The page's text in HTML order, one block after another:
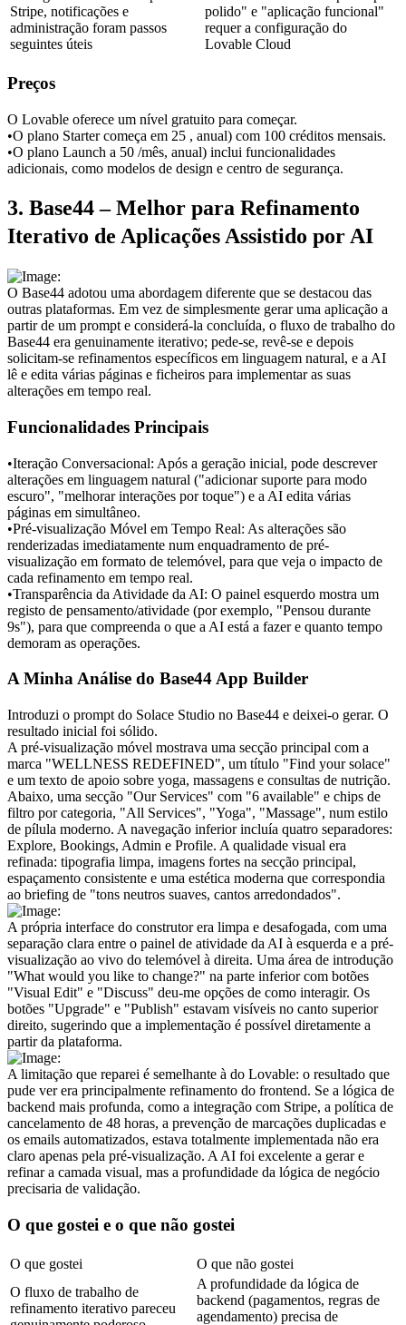
Stripe, notificações e
administração foram passos
seguintes úteis
polido" e "aplicação funcional"
requer a configuração do
Lovable Cloud
Preços
O Lovable oferece um nível gratuito para começar.
•O plano Starter começa em 25 , anual) com 100 créditos mensais.
•O plano Launch a 50 /mês, anual) inclui funcionalidades
adicionais, como modelos de design e centro de segurança.
3. Base44 – Melhor para Refinamento
Iterativo de Aplicações Assistido por AI
O Base44 adotou uma abordagem diferente que se destacou das
outras plataformas. Em vez de simplesmente gerar uma aplicação a
partir de um prompt e considerá-la concluída, o fluxo de trabalho do
Base44 era genuinamente iterativo; pede-se, revê-se e depois
solicitam-se refinamentos específicos em linguagem natural, e a AI
lê e edita várias páginas e ficheiros para implementar as suas
alterações em tempo real.
Funcionalidades Principais
•Iteração Conversacional: Após a geração inicial, pode descrever
alterações em linguagem natural ("adicionar suporte para modo
escuro", "melhorar interações por toque") e a AI edita várias
páginas em simultâneo.
•Pré-visualização Móvel em Tempo Real: As alterações são
renderizadas imediatamente num enquadramento de pré-
visualização em formato de telemóvel, para que veja o impacto de
cada refinamento em tempo real.
•Transparência da Atividade da AI: O painel esquerdo mostra um
registo de pensamento/atividade (por exemplo, "Pensou durante
9s"), para que compreenda o que a AI está a fazer e quanto tempo
demoram as operações.
A Minha Análise do Base44 App Builder
Introduzi o prompt do Solace Studio no Base44 e deixei-o gerar. O
resultado inicial foi sólido.
A pré-visualização móvel mostrava uma secção principal com a
marca "WELLNESS REDEFINED", um título "Find your solace"
e um texto de apoio sobre yoga, massagens e consultas de nutrição.
Abaixo, uma secção "Our Services" com "6 available" e chips de
filtro por categoria, "All Services", "Yoga", "Massage", num estilo
de pílula moderno. A navegação inferior incluía quatro separadores:
Explore, Bookings, Admin e Profile. A qualidade visual era
refinada: tipografia limpa, imagens fortes na secção principal,
espaçamento consistente e uma estética moderna que correspondia
ao briefing de "tons neutros suaves, cantos arredondados".
A própria interface do construtor era limpa e desafogada, com uma
separação clara entre o painel de atividade da AI à esquerda e a pré-
visualização ao vivo do telemóvel à direita. Uma área de introdução
"What would you like to change?" na parte inferior com botões
"Visual Edit" e "Discuss" deu-me opções de como interagir. Os
botões "Upgrade" e "Publish" estavam visíveis no canto superior
direito, sugerindo que a implementação é possível diretamente a
partir da plataforma.
A limitação que reparei é semelhante à do Lovable: o resultado que
pude ver era principalmente refinamento do frontend. Se a lógica de
backend mais profunda, como a integração com Stripe, a política de
cancelamento de 48 horas, a prevenção de marcações duplicadas e
os emails automatizados, estava totalmente implementada não era
claro apenas pela pré-visualização. A AI foi excelente a gerar e
refinar a camada visual, mas a profundidade da lógica de negócio
precisaria de validação.
O que gostei e o que não gostei
O que gostei
O que não gostei
O fluxo de trabalho de
refinamento iterativo pareceu
A profundidade da lógica de
backend (pagamentos, regras de
agendamento) precisa de